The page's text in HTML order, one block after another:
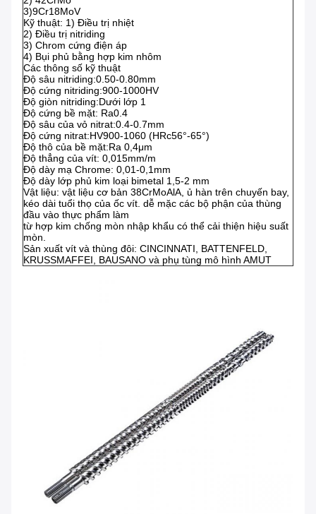
3)9Cr18MoV
Kỹ thuật: 1) Điều trị nhiệt
2) Điều trị nitriding
3) Chrom cứng điện áp
4) Bụi phủ bằng hợp kim nhôm
Các thông số kỹ thuật
Độ sâu nitriding:0.50-0.80mm
Độ cứng nitriding:900-1000HV
Độ giòn nitriding:Dưới lớp 1
Độ cứng bề mặt: Ra0.4
Độ sâu của vỏ nitrat:0.4-0.7mm
Độ cứng nitrat:HV900-1060 (HRc56°-65°)
Độ thô của bề mặt:Ra 0,4μm
Độ thẳng của vít: 0,015mm/m
Độ dày mạ Chrome: 0,01-0,1mm
Độ dày lớp phủ kim loại bimetal 1,5-2 mm
Vật liệu: vật liệu cơ bản 38CrMoAlA, ủ hàn trên chuyến bay,
kéo dài tuổi thọ của ốc vít. dễ mặc các bộ phận của thùng
đầu vào thực phẩm làm
từ hợp kim chống mòn nhập khẩu có thể cải thiện hiệu suất
mòn.
Sản xuất vít và thùng đôi: CINCINNATI, BATTENFELD,
KRUSSMAFFEI, BAUSANO và phụ tùng mô hình AMUT